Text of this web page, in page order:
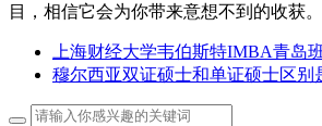
目，相信它会为你带来意想不到的收获。
上海财经大学韦伯斯特IMBA青岛
穆尔西亚双证硕士和单证硕士区别